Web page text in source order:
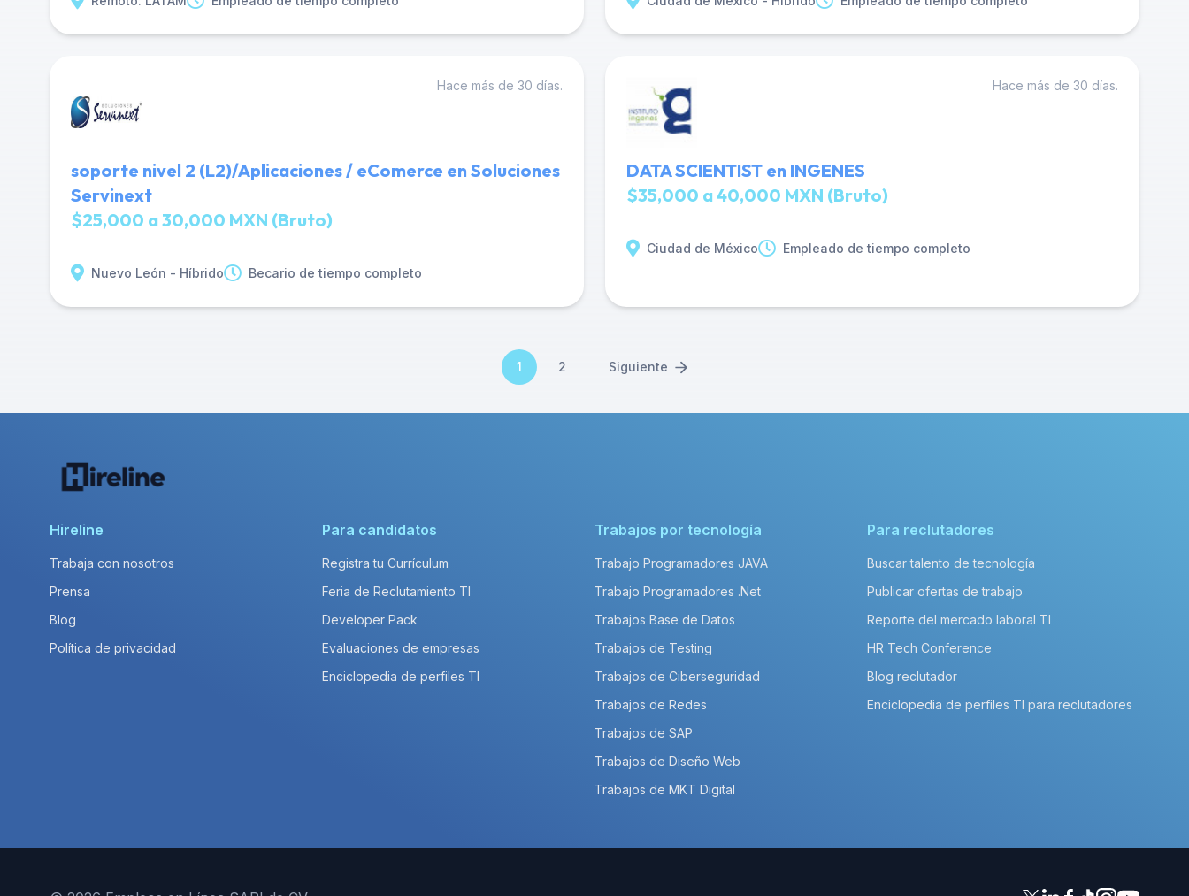
Hace más de 30 días.
soporte nivel 2 (L2)/Aplicaciones / eComerce en Soluciones
Servinext
$25,000 a 30,000 MXN (Bruto)
Nuevo León - Híbrido Becario de tiempo completo
Hace más de 30 días.
DATA SCIENTIST en INGENES
$35,000 a 40,000 MXN (Bruto)
Ciudad de México Empleado de tiempo completo
1 2 Siguiente
Hireline
Trabaja con nosotros
Prensa
Blog
Política de privacidad
Para candidatos
Registra tu Currículum
Feria de Reclutamiento TI
Developer Pack
Evaluaciones de empresas
Enciclopedia de perfiles TI
Trabajos por tecnología
Trabajo Programadores JAVA
Trabajo Programadores .Net
Trabajos Base de Datos
Trabajos de Testing
Trabajos de Ciberseguridad
Trabajos de Redes
Trabajos de SAP
Trabajos de Diseño Web
Trabajos de MKT Digital
Para reclutadores
Buscar talento de tecnología
Publicar ofertas de trabajo
Reporte del mercado laboral TI
HR Tech Conference
Blog reclutador
Enciclopedia de perfiles TI para reclutadores